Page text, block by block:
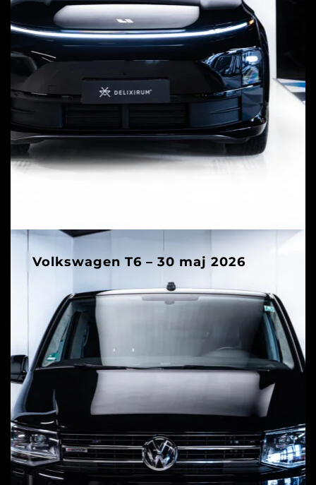
Volkswagen T6 – 30 maj 2026